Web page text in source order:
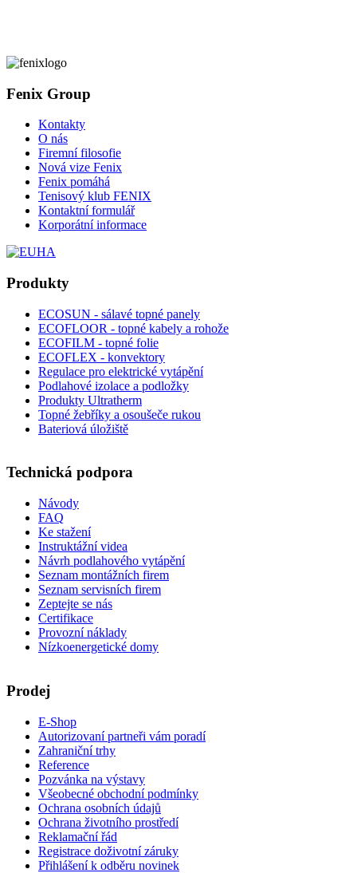
Fenix Group
Kontakty
O nás
Firemní filosofie
Nová vize Fenix
Fenix pomáhá
Tenisový klub FENIX
Kontaktní formulář
Korporátní informace
Produkty
ECOSUN - sálavé topné panely
ECOFLOOR - topné kabely a rohože
ECOFILM - topné folie
ECOFLEX - konvektory
Regulace pro elektrické vytápění
Podlahové izolace a podložky
Produkty Ultratherm
Topné žebříky a osoušeče rukou
Bateriová úložiště
Technická podpora
Návody
FAQ
Ke stažení
Instruktážní videa
Návrh podlahového vytápění
Seznam montážních firem
Seznam servisních firem
Zeptejte se nás
Certifikace
Provozní náklady
Nízkoenergetické domy
Prodej
E-Shop
Autorizovaní partneři vám poradí
Zahraniční trhy
Reference
Pozvánka na výstavy
Všeobecné obchodní podmínky
Ochrana osobních údajů
Ochrana životního prostředí
Reklamační řád
Registrace doživotní záruky
Přihlášení k odběru novinek